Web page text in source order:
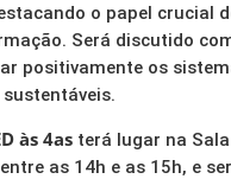
o papel crucial
Será discutido
positivamente os
às 4as terá lugar na
as 14h e as 15h, e